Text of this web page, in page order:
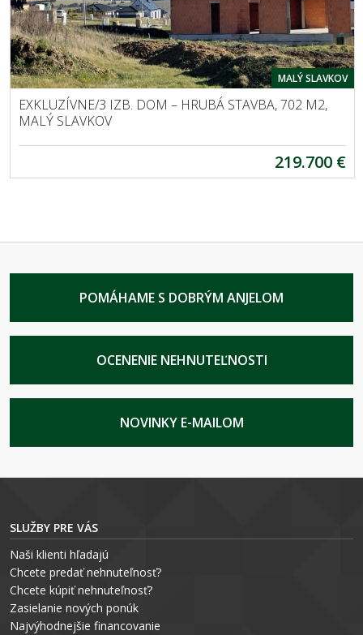
MALÝ SLAVKOV
EXKLUZÍVNE/3 IZB. DOM – HRUBÁ STAVBA, 702 M2,
MALÝ SLAVKOV
219.700 €
POMÁHAME S DOBRÝM ANJELOM
OCENENIE NEHNUTEĽNOSTI
NOVINKY E-MAILOM
SLUŽBY PRE VÁS
Naši klienti hľadajú
Chcete predať nehnuteľnosť?
Chcete kúpiť nehnuteľnosť?
Zasielanie nových ponúk
Najvýhodnejšie financovanie